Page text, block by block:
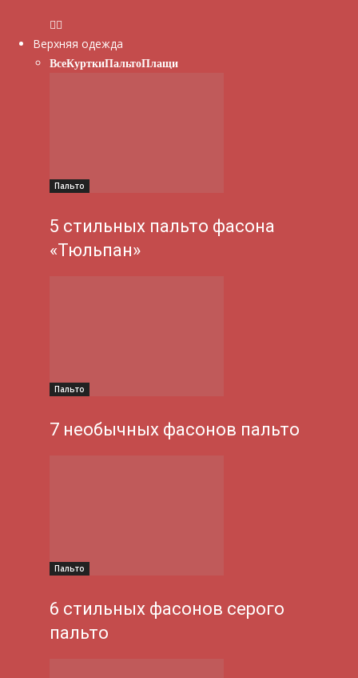
Верхняя одежда
ВсеКурткиПальтоПлащи
Пальто
5 стильных пальто фасона
«Тюльпан»
Пальто
7 необычных фасонов пальто
Пальто
6 стильных фасонов серого
пальто